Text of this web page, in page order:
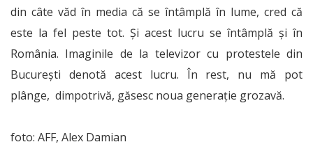
din câte văd în media că se întâmplă în lume, cred că
este la fel peste tot. Și acest lucru se întâmplă și în
România. Imaginile de la televizor cu protestele din
București denotă acest lucru. În rest, nu mă pot
plânge, dimpotrivă, găsesc noua generație grozavă.
foto: AFF, Alex Damian